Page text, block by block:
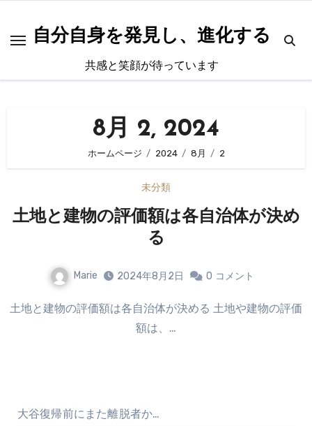
自分自身を発見し、進化する
共感と笑顔が待っています
8月 2, 2024
ホームページ 2024 8月 2
未分類
土地と建物の評価額は各自治体が決め
る
Marie 2024年8月2日 0 コメント
土地と建物の評価額は各自治体が決める 土地や建物の評価
額は、…
大谷復帰前にまた離脱者か…